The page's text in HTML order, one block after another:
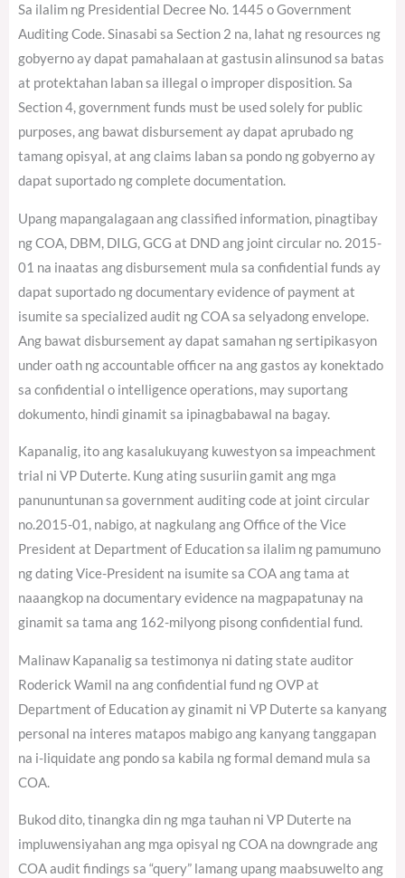
Sa ilalim ng Presidential Decree No. 1445 o Government
Auditing Code. Sinasabi sa Section 2 na, lahat ng resources ng
gobyerno ay dapat pamahalaan at gastusin alinsunod sa batas
at protektahan laban sa illegal o improper disposition. Sa
Section 4, government funds must be used solely for public
purposes, ang bawat disbursement ay dapat aprubado ng
tamang opisyal, at ang claims laban sa pondo ng gobyerno ay
dapat suportado ng complete documentation.
Upang mapangalagaan ang classified information, pinagtibay
ng COA, DBM, DILG, GCG at DND ang joint circular no. 2015-
01 na inaatas ang disbursement mula sa confidential funds ay
dapat suportado ng documentary evidence of payment at
isumite sa specialized audit ng COA sa selyadong envelope.
Ang bawat disbursement ay dapat samahan ng sertipikasyon
under oath ng accountable officer na ang gastos ay konektado
sa confidential o intelligence operations, may suportang
dokumento, hindi ginamit sa ipinagbabawal na bagay.
Kapanalig, ito ang kasalukuyang kuwestyon sa impeachment
trial ni VP Duterte. Kung ating susuriin gamit ang mga
panununtunan sa government auditing code at joint circular
no.2015-01, nabigo, at nagkulang ang Office of the Vice
President at Department of Education sa ilalim ng pamumuno
ng dating Vice-President na isumite sa COA ang tama at
naaangkop na documentary evidence na magpapatunay na
ginamit sa tama ang 162-milyong pisong confidential fund.
Malinaw Kapanalig sa testimonya ni dating state auditor
Roderick Wamil na ang confidential fund ng OVP at
Department of Education ay ginamit ni VP Duterte sa kanyang
personal na interes matapos mabigo ang kanyang tanggapan
na i-liquidate ang pondo sa kabila ng formal demand mula sa
COA.
Bukod dito, tinangka din ng mga tauhan ni VP Duterte na
impluwensiyahan ang mga opisyal ng COA na downgrade ang
COA audit findings sa “query” lamang upang maabsuwelto ang